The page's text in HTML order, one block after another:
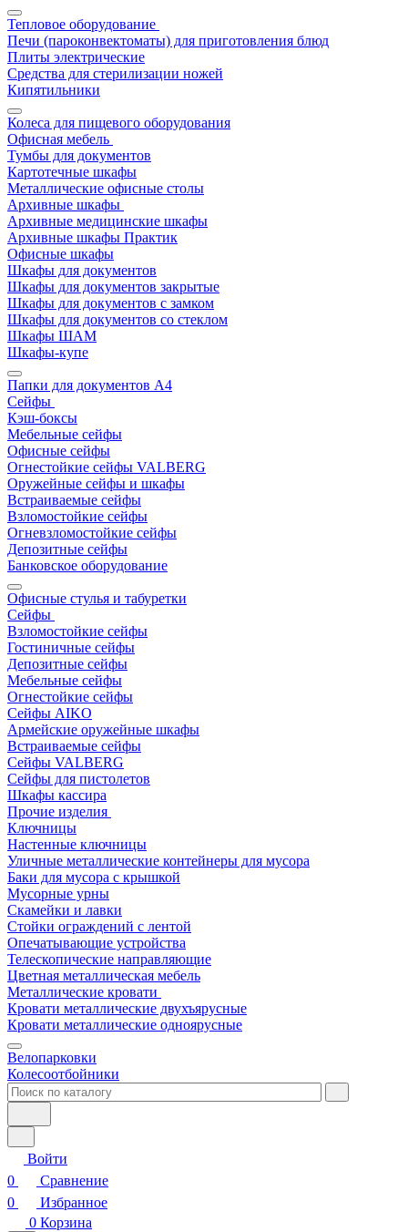
Тепловое оборудование
Печи (пароконвектоматы) для приготовления блюд
Плиты электрические
Средства для стерилизации ножей
Кипятильники
Колеса для пищевого оборудования
Офисная мебель
Тумбы для документов
Картотечные шкафы
Металлические офисные столы
Архивные шкафы
Архивные медицинские шкафы
Архивные шкафы Практик
Офисные шкафы
Шкафы для документов
Шкафы для документов закрытые
Шкафы для документов с замком
Шкафы для документов со стеклом
Шкафы ШАМ
Шкафы-купе
Папки для документов A4
Сейфы
Кэш-боксы
Мебельные сейфы
Офисные сейфы
Огнестойкие сейфы VALBERG
Оружейные сейфы и шкафы
Встраиваемые сейфы
Взломостойкие сейфы
Огневзломостойкие сейфы
Депозитные сейфы
Банковское оборудование
Офисные стулья и табуретки
Сейфы
Взломостойкие сейфы
Гостиничные сейфы
Депозитные сейфы
Мебельные сейфы
Огнестойкие сейфы
Сейфы AIKO
Армейские оружейные шкафы
Встраиваемые сейфы
Сейфы VALBERG
Сейфы для пистолетов
Шкафы кассира
Прочие изделия
Ключницы
Настенные ключницы
Уличные металлические контейнеры для мусора
Баки для мусора с крышкой
Мусорные урны
Скамейки и лавки
Стойки ограждений с лентой
Опечатывающие устройства
Телескопические направляющие
Цветная металлическая мебель
Металлические кровати
Кровати металлические двухъярусные
Кровати металлические одноярусные
Велопарковки
Колесоотбойники
Войти
0
Сравнение
0
Избранное
0 Корзина